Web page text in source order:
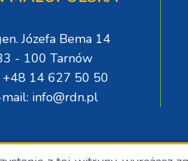
Józefa Bema 14
- 100 Tarnów
+48 14 627 50 50
info@rdn.pl